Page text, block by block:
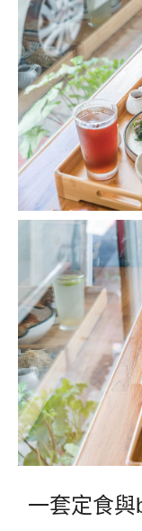
一套定食